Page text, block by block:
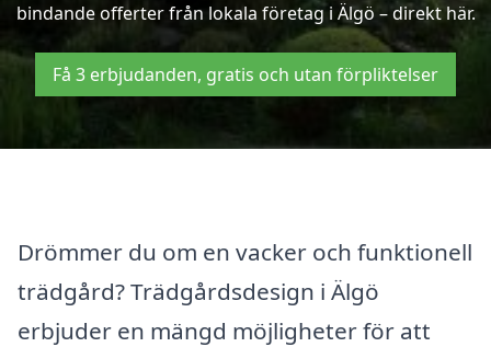
bindande offerter från lokala företag i Älgö – direkt här.
Få 3 erbjudanden, gratis och utan förpliktelser
Drömmer du om en vacker och funktionell
trädgård? Trädgårdsdesign i Älgö
erbjuder en mängd möjligheter för att